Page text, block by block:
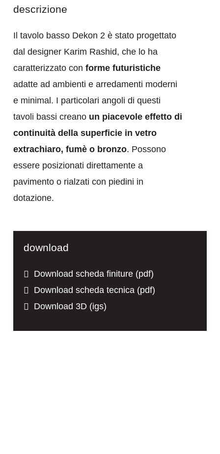
descrizione
Il tavolo basso Dekon 2 è stato progettato
dal designer Karim Rashid, che lo ha
caratterizzato con forme futuristiche
adatte ad ambienti e arredamenti moderni
e minimal. I particolari angoli di questi
tavoli bassi creano un piacevole effetto di
continuità della superficie in vetro
extrachiaro, fumè o bronzo. Possono
essere posizionati direttamente a
pavimento o rialzati con piedini in
dotazione.
download
Download scheda finiture (pdf)
Download scheda tecnica (pdf)
Download 3D (igs)